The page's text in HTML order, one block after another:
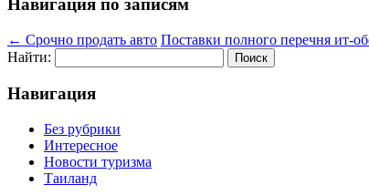
Навигация по записям
← Срочно продать авто Поставки полного перечня ит-
Найти:
Навигация
Без рубрики
Интересное
Новости туризма
Таиланд